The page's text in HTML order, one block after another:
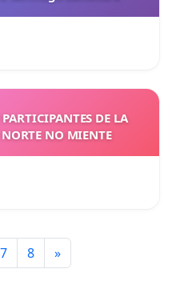
DE LA
NO MIENTE
7 8 »